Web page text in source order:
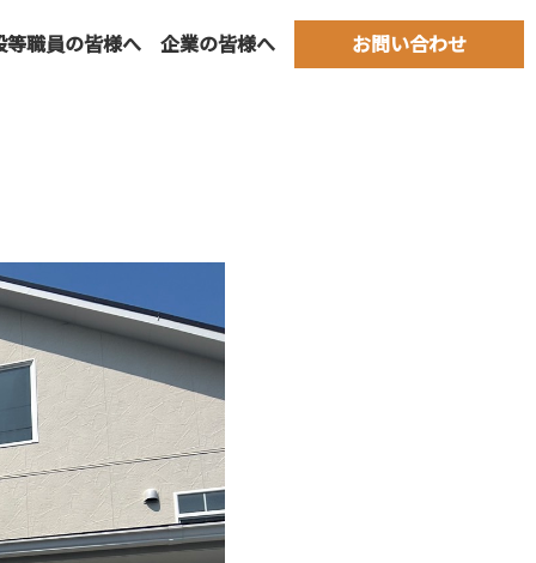
等職員の皆様へ 企業の皆様へ お問い合わせ